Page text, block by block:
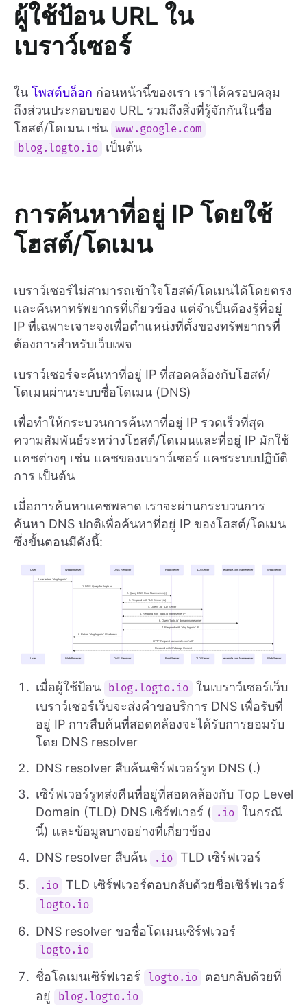
ผู้ใช้ป้อน URL ใน
เบราว์เซอร์
ใน โพสต์บล็อก ก่อนหน้านี้ของเรา เราได้ครอบคลุม
ถึงส่วนประกอบของ URL รวมถึงสิ่งที่รู้จักกันในชื่อ
โฮสต์/โดเมน เช่น www.google.com
blog.logto.io
เป็นต้น
การค้นหาที่อยู่ IP โดยใช้
โฮสต์/โดเมน
เบราว์เซอร์ไม่สามารถเข้าใจโฮสต์/โดเมนได้โดยตรง
และค้นหาทรัพยากรที่เกี่ยวข้อง แต่จำเป็นต้องรู้ที่อยู่
IP ที่เฉพาะเจาะจงเพื่อตำแหน่งที่ตั้งของทรัพยากรที่
ต้องการสำหรับเว็บเพจ
เบราว์เซอร์จะค้นหาที่อยู่ IP ที่สอดคล้องกับโฮสต์/
โดเมนผ่านระบบชื่อโดเมน (DNS)
เพื่อทำให้กระบวนการค้นหาที่อยู่ IP รวดเร็วที่สุด
ความสัมพันธ์ระหว่างโฮสต์/โดเมนและที่อยู่ IP มักใช้
แคชต่างๆ เช่น แคชของเบราว์เซอร์ แคชระบบปฏิบัติ
การ เป็นต้น
เมื่อการค้นหาแคชพลาด เราจะผ่านกระบวนการ
ค้นหา DNS ปกติเพื่อค้นหาที่อยู่ IP ของโฮสต์/โดเมน
ซึ่งขั้นตอนมีดังนี้:
เมื่อผู้ใช้ป้อน blog.logto.io ในเบราว์เซอร์เว็บ
เบราว์เซอร์เว็บจะส่งคำขอบริการ DNS เพื่อรับที่
อยู่ IP การสืบค้นที่สอดคล้องจะได้รับการยอมรับ
โดย DNS resolver
DNS resolver สืบค้นเซิร์ฟเวอร์รูท DNS (.)
เซิร์ฟเวอร์รูทส่งคืนที่อยู่ที่สอดคล้องกับ Top Level
Domain (TLD) DNS เซิร์ฟเวอร์ ( .io ในกรณี
นี้) และข้อมูลบางอย่างที่เกี่ยวข้อง
DNS resolver สืบค้น
.io TLD เซิร์ฟเวอร์
.io TLD เซิร์ฟเวอร์ตอบกลับด้วยชื่อเซิร์ฟเวอร์
logto.io
DNS resolver ขอชื่อโดเมนเซิร์ฟเวอร์
logto.io
ชื่อโดเมนเซิร์ฟเวอร์ logto.io
ตอบกลับด้วยที่
อยู่
blog.logto.io